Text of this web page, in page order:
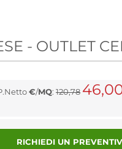
- OUTLET
€/MQ: 120,78
RICHIEDI UN